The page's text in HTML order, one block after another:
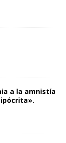
a la amnistía